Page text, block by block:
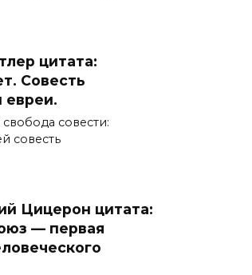
цитата:
Совесть
евреи.
совести:
совесть
Цицерон цитата:
— первая